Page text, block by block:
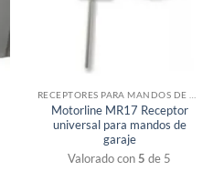
Sin existencias
RECEPTORES PARA MANDOS DE GARAJE
Motorline MR17 Receptor
universal para mandos de
garaje
Valorado con5 de 5